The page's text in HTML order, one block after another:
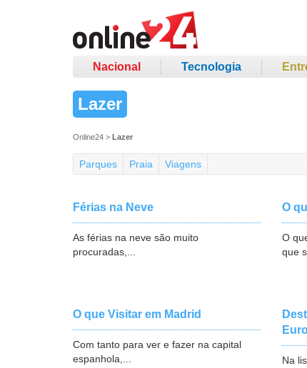
Nacional Tecnologia
Lazer
Online24 > Lazer
Parques Praia Viagens
Férias na Neve
As férias na neve são muito
procuradas,...
O
O
que
O que Visitar em Madrid
Com tanto para ver e fazer na capital
espanhola,...
Na